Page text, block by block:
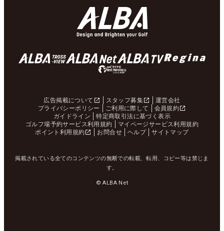
広告掲載について スタッフ募集
運営会社
プライバシーポリシー
ご利用に際して
会員規約
ガイドライン
特定商取引法に基づく表示
ゴルフ場予約サービス利用規約
マイページサービス利用規約
ポイント利用規約
お問合せ ヘルプ サイトマップ
掲載されている全てのコンテンツの無断での転載、転用、コピー等は禁じま
す。
© ALBA Net